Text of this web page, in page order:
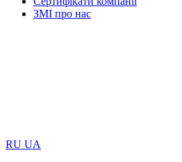
ЗМІ про нас
RU UA